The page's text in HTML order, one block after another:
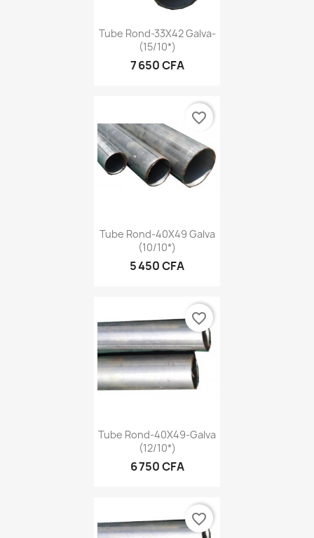
Tube Rond-33X42 Galva-
(15/10*)
7 650 CFA
Tube Rond-40X49 Galva
(10/10*)
5 450 CFA
favorite_border
Tube Rond-40X49-Galva
(12/10*)
6 750 CFA
favorite_border
favorite_border